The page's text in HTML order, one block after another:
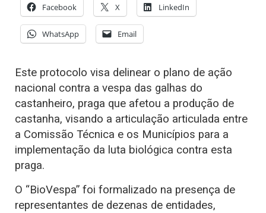
Facebook X LinkedIn
WhatsApp Email
Este protocolo visa delinear o plano de ação
nacional contra a vespa das galhas do
castanheiro, praga que afetou a produção de
castanha, visando a articulação articulada entre
a Comissão Técnica e os Municípios para a
implementação da luta biológica contra esta
praga.
O “BioVespa” foi formalizado na presença de
representantes de dezenas de entidades,